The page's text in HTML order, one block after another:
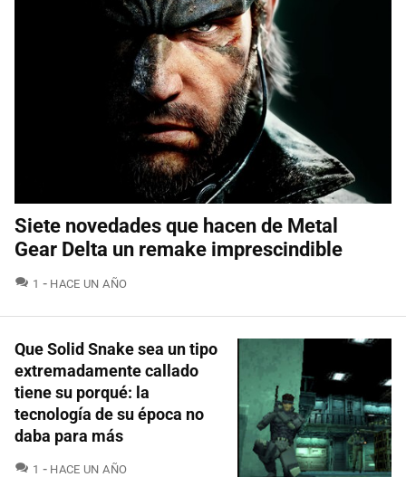
Siete novedades que hacen de Metal
Gear Delta un remake imprescindible
1 COMENTARIOS
HACE UN AÑO
Que Solid Snake sea un tipo
extremadamente callado
tiene su porqué: la
tecnología de su época no
daba para más
1 COMENTARIOS
HACE UN AÑO